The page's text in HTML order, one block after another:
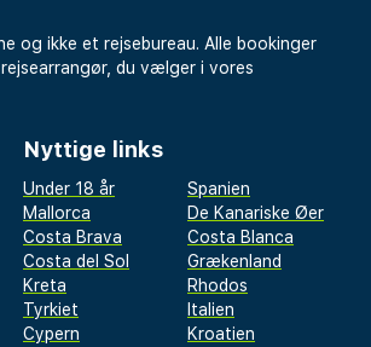
og ikke et rejsebureau. Alle bookinger
du vælger i vores
Nyttige links
Under 18 år
Spanien
Mallorca
De Kanariske Øer
Costa Brava
Costa Blanca
Costa del Sol
Grækenland
Kreta
Rhodos
Tyrkiet
Italien
Cypern
Kroatien